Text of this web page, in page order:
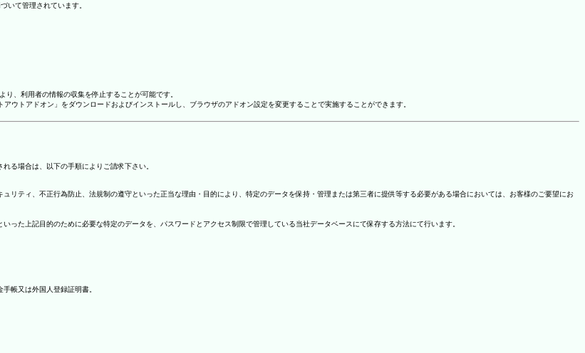
いて管理されています。
り、利用者の情報の収集を停止することが可能です。
ウトアドオン」をダウンロードおよびインストールし、ブラウザのアドオン設定を変更することで実施することができます。
る場合は、以下の手順によりご請求下さい。
リティ、不正行為防止、法規制の遵守といった正当な理由・目的により、特定のデータを保持・管理または第三者に提供等する必要がある場合においては、お客様のご要望にお
た上記目的のために必要な特定のデータを、パスワードとアクセス制限で管理している当社データベースにて保存する方法にて行います。
帳又は外国人登録証明書。